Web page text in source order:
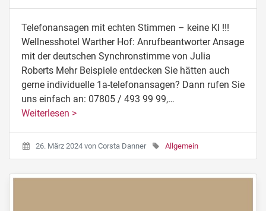
Telefonansagen mit echten Stimmen – keine KI !!!
Wellnesshotel Warther Hof: Anrufbeantworter Ansage
mit der deutschen Synchronstimme von Julia
Roberts Mehr Beispiele entdecken Sie hätten auch
gerne individuelle 1a-telefonansagen? Dann rufen Sie
uns einfach an: 07805 / 493 99 99,…
Weiterlesen >
26. März 2024 von Corsta Danner Allgemein